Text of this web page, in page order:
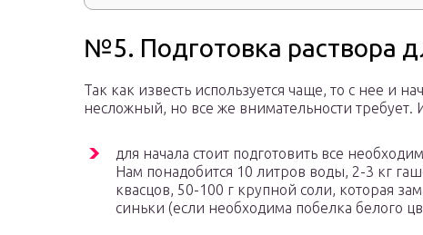
№5. Подготовка раствора
Так как известь используется чаще, то с нее и
несложный, но все же внимательности требует.
для начала стоит подготовить все
Нам понадобится 10 литров воды, 2-3 кг
квасцов, 50-100 г крупной соли, которая
синьки (если необходима побелка белого